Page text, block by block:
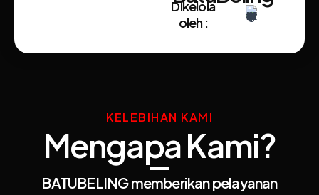
Dikelola
oleh :
KELEBIHAN KAMI
Mengapa Kami?
BATUBELING memberikan pelayanan